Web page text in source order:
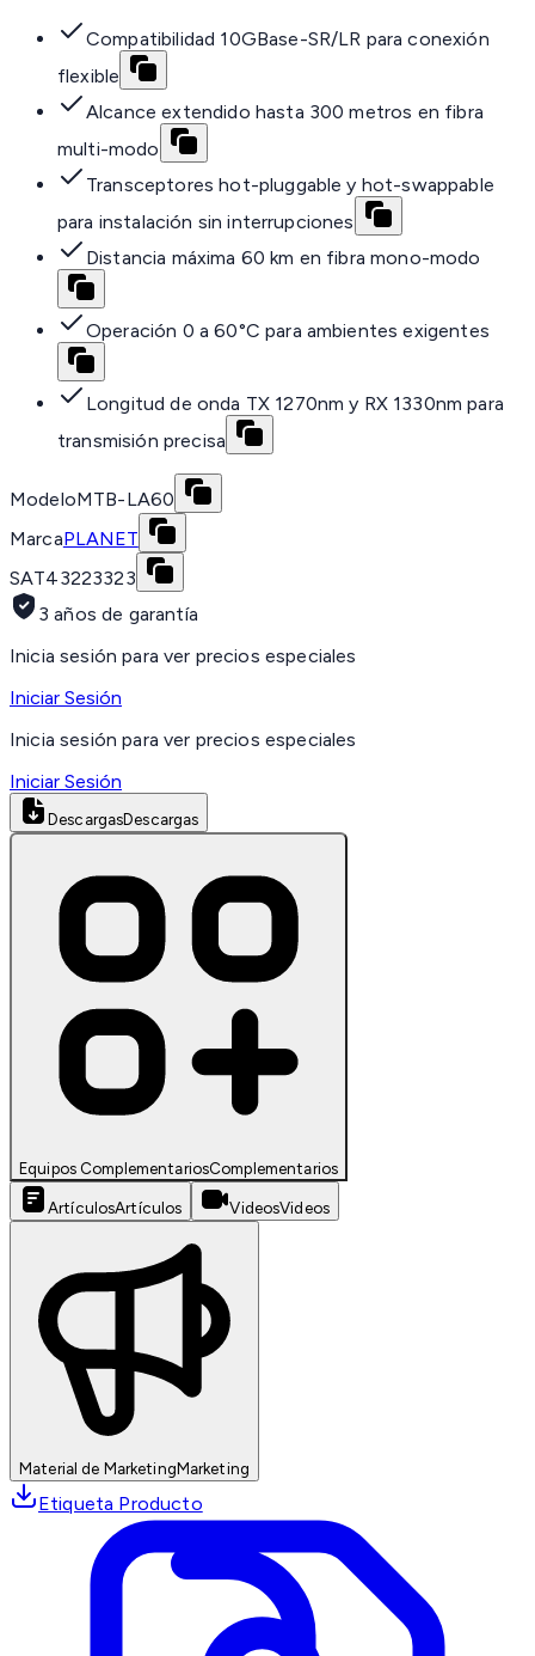
Compatibilidad 10GBase-SR/LR para conexión
flexible
Alcance extendido hasta 300 metros en fibra
multi-modo
Transceptores hot-pluggable y hot-swappable
para instalación sin interrupciones
Distancia máxima 60 km en fibra mono-modo
Operación 0 a 60°C para ambientes exigentes
Longitud de onda TX 1270nm y RX 1330nm para
transmisión precisa
ModeloMTB-LA60
MarcaPLANET
SAT43223323
3 años de garantía
Inicia sesión para ver precios especiales
Iniciar Sesión
Inicia sesión para ver precios especiales
Iniciar Sesión
DescargasDescargas
Equipos ComplementariosComplementarios
ArtículosArtículos VideosVideos
Material de MarketingMarketing
Etiqueta Producto